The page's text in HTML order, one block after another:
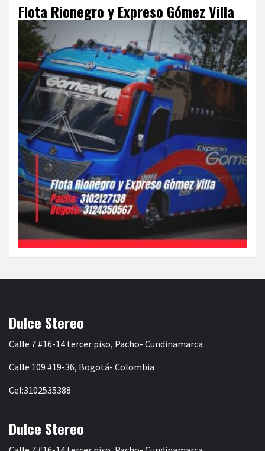
Flota Rionegro y Expreso Gómez Villa
Dulce Stereo
Calle 7 #16-14 tercer piso, Pacho- Cundinamarca
Calle 109 #19-36, Bogotá- Colombia
Cel:3102535388
Dulce Stereo